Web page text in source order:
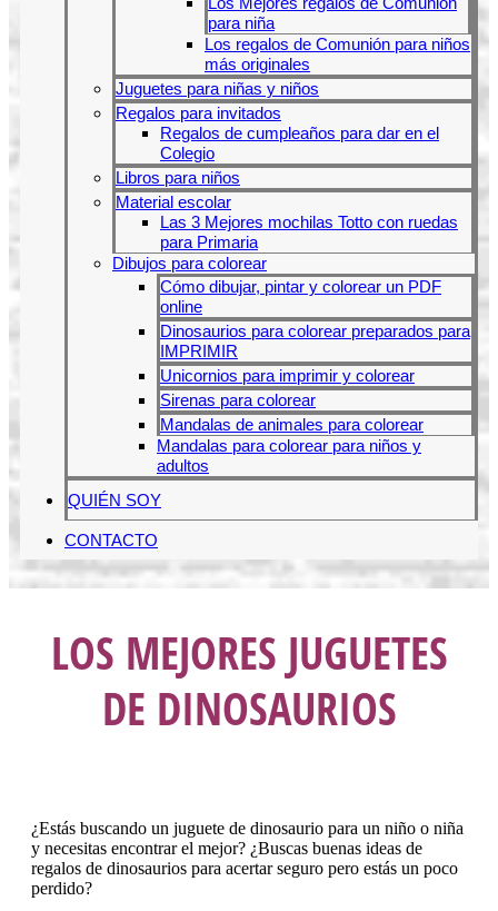
para niña
Los regalos de Comunión para niños
más originales
Juguetes para niñas y niños
Regalos para invitados
Regalos de cumpleaños para dar en el
Colegio
Libros para niños
Material escolar
Las 3 Mejores mochilas Totto con ruedas
para Primaria
Dibujos para colorear
Cómo dibujar, pintar y colorear un PDF
online
Dinosaurios para colorear preparados para
IMPRIMIR
Unicornios para imprimir y colorear
Sirenas para colorear
Mandalas de animales para colorear
Mandalas para colorear para niños y
adultos
QUIÉN SOY
CONTACTO
LOS MEJORES JUGUETES
DE DINOSAURIOS
¿Estás buscando un juguete de dinosaurio para un niño o niña
y necesitas encontrar el mejor? ¿Buscas buenas ideas de
regalos de dinosaurios para acertar seguro pero estás un poco
perdido?